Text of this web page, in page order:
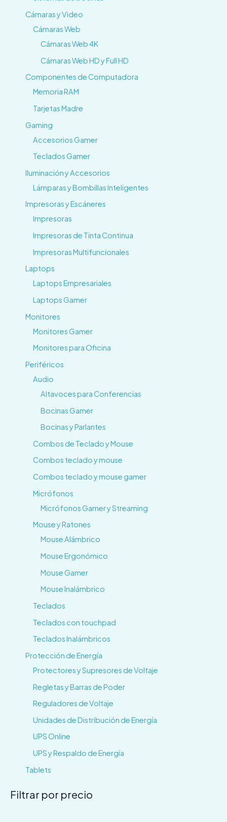
Cámaras y Video
Cámaras Web
Cámaras Web 4K
Cámaras Web HD y Full HD
Componentes de Computadora
Memoria RAM
Tarjetas Madre
Gaming
Accesorios Gamer
Teclados Gamer
Iluminación y Accesorios
Lámparas y Bombillas Inteligentes
Impresoras y Escáneres
Impresoras
Impresoras de Tinta Continua
Impresoras Multifuncionales
Laptops
Laptops Empresariales
Laptops Gamer
Monitores
Monitores Gamer
Monitores para Oficina
Periféricos
Audio
Altavoces para Conferencias
Bocinas Gamer
Bocinas y Parlantes
Combos de Teclado y Mouse
Combos teclado y mouse
Combos teclado y mouse gamer
Micrófonos
Micrófonos Gamer y Streaming
Mouse y Ratones
Mouse Alámbrico
Mouse Ergonómico
Mouse Gamer
Mouse Inalámbrico
Teclados
Teclados con touchpad
Teclados Inalámbricos
Protección de Energía
Protectores y Supresores de Voltaje
Regletas y Barras de Poder
Reguladores de Voltaje
Unidades de Distribución de Energía
UPS Online
UPS y Respaldo de Energía
Tablets
Filtrar por precio